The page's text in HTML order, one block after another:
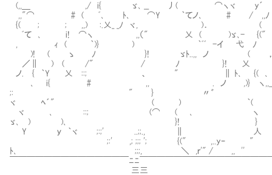
(,,＿ ,/ i{ ゞ､ __ 丿( ⌒ヽヾ y´
,,"⌒ # ( ﾞ､ ﾄ､ ⌒Y ｀てノ､ # / ,,ﾉ
{( ; ; ,,) :.乂_ _ﾉ ヾ, )． (
ﾞて ､ i! ⌒ヽ ,,（" 乂 ( )ゞ､- {("
, ｨ ( ｀)} ) ｀ﾞﾞ -イ 弋 ﾉ
)! ( ゝ ﾉ }! ゞﾄ..,, ノ (
／∥ ) ( /" / ﾉ }! 乂
ノ. { ｀Y 乂 ::; 、 " ∥ ﾄ､ {( ､
､ i{ # ,, . ノ ,)} ヽ,,__)
;: " } 〃゛
ヾ ﾍ´" ( ) ｀(
ヾ ､ ::; (⌒ ( ､ ヽ ｺ
ゞ､ ) )､ }! }
Y ｙ ｀ヾ ;:;' ..;;., ∥ 人
;:' ,; ;;; '; {(" ,..yｰ "
ﾄ､ ;;;, ＼ ,ｒ'" / ,, ''
￣￣￣￣￣￣￣￣￣￣￣￣￣￣ﾆﾆ￣￣￣￣￣￣￣￣￣￣￣￣￣￣￣
三三